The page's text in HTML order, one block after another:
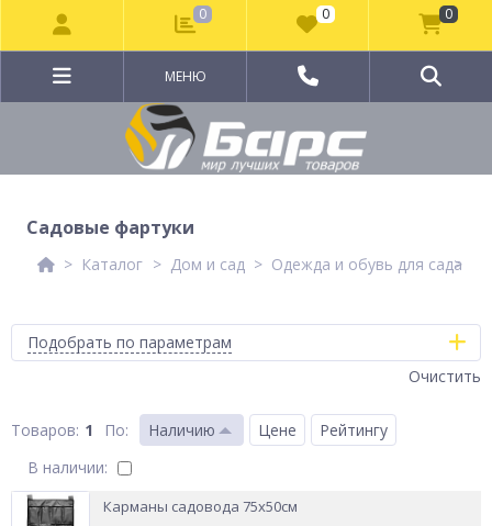
МЕНЮ
Садовые фартуки
Каталог Дом и сад Одежда и обувь для сада
Подобрать по параметрам
Очистить
1 По: Наличию Цене
Рейтингу
В наличии:
Карманы садовода 75x50см
0 0 0